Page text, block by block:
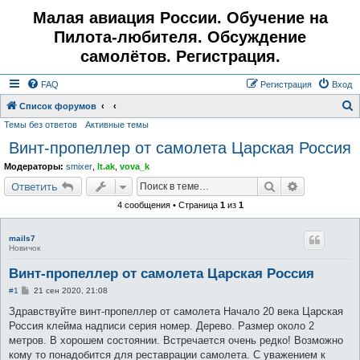
Малая авиация России. Обучение на
Пилота-любителя. Обсуждение
самолётов. Регистрация.
FAQ Вход
Регистрация
Список форумов
Темы без ответов Активные темы
Винт-пропеллер от самолета Царская Россия
Модераторы: smixer lt.ak vova_k
Ответить Поиск
4 сообщения • Страница 1из 1
mails7
Новичок
Винт-пропеллер от самолета Царская Россия
#1
С
о
щ
е
и
21 сен 2020, 21:08
Здравствуйте винт-пропеллер от самолета Начало 20 века Царская
Россия клейма надписи серия номер. Дерево. Размер около 2
метров. В хорошем состоянии. Встречается очень редко! Возможно
кому то понадобится для реставрации самолета. С уважением к